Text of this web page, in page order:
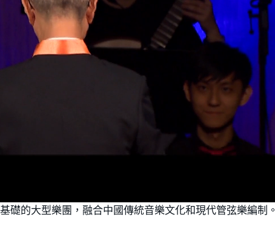
礎的大型樂團，融合中國傳統音樂文化和現代管弦樂編制。